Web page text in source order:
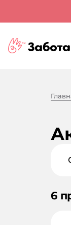
6